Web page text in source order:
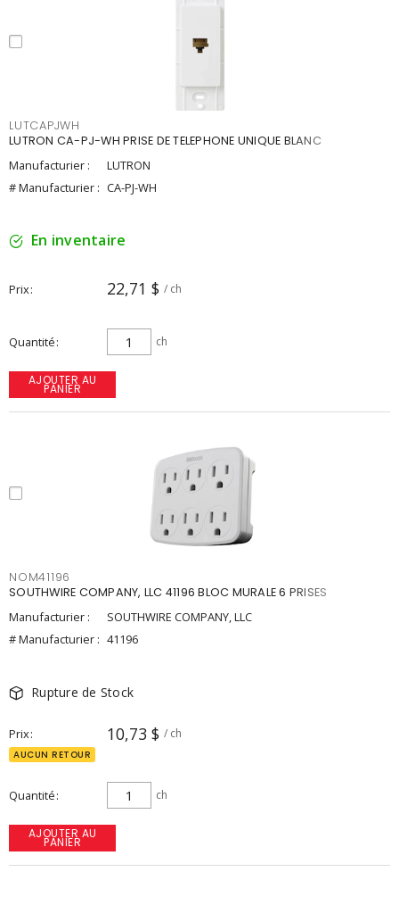
LUTCAPJWH
LUTRON CA-PJ-WH PRISE DE TELEPHONE UNIQUE BLANC
Manufacturier :
LUTRON
# Manufacturier : CA-PJ-WH
En inventaire
Prix 22,71 $ / ch
Quantité ch
AJOUTER AU
PANIER
NOM41196
SOUTHWIRE COMPANY, LLC 41196 BLOC MURALE 6 PRISES
Manufacturier :
SOUTHWIRE COMPANY, LLC
# Manufacturier : 41196
Rupture de Stock
Prix 10,73 $ / ch
AUCUN RETOUR
Quantité ch
AJOUTER AU
PANIER